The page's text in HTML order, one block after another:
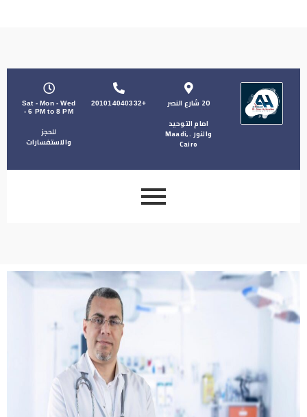
20 شارع النصر
امام التوحيد
والنور . Maadi,
Cairo
+201014040332
Sat - Mon - Wed
- 6 PM to 8 PM
للحجز
والاستفسارات